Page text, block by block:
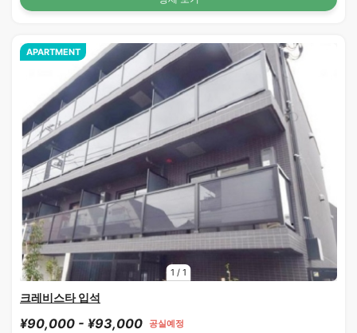
1 / 1
APARTMENT
크레비스타 입석
¥90,000 - ¥93,000 공실예정